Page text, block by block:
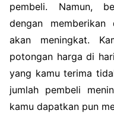
pembeli. Namun,
dengan
akan meningkat.
potongan harga di
yang kamu terima
jumlah pembeli
kamu dapatkan pun